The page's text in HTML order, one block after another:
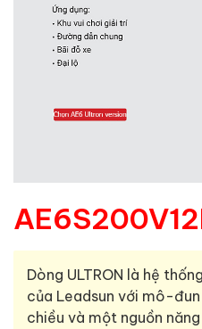
Dòng ULTRON là hệ
của Leadsun với mô-
chiều và một nguồn